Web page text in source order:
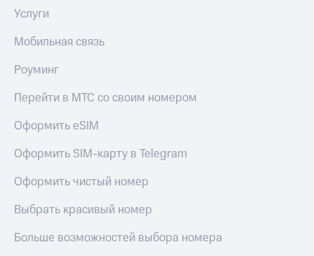
Услуги
Мобильная связь
Роуминг
Перейти в МТС со своим номером
Оформить eSIM
Оформить SIM-карту в Telegram
Оформить чистый номер
Выбрать красивый номер
Больше возможностей выбора номера